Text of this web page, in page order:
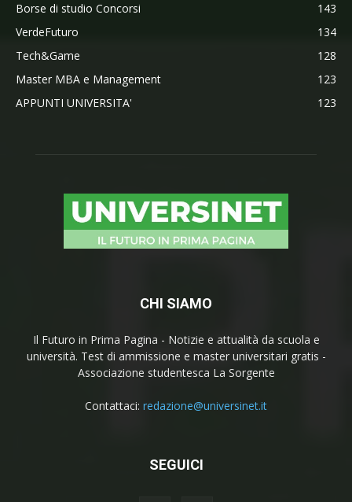
Borse di studio Concorsi
143
VerdeFuturo
134
Tech&Game
128
Master MBA e Management
123
APPUNTI UNIVERSITA'
123
CHI SIAMO
Il Futuro in Prima Pagina - Notizie e attualità da scuola e
università. Test di ammissione e master universitari gratis -
Associazione studentesca La Sorgente
Contattaci: redazione@universinet.it
SEGUICI